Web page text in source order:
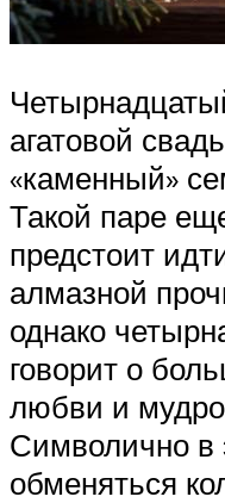
агатовой
«каменный»
Такой паре
предстоит
алмазной
однако
говорит о
любви и
Символично в
обменяться